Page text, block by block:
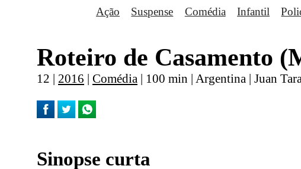
Ação Suspense Comédia Infantil
Roteiro de Casamento
12 | 2016 | Comédia | 100 min | Argentina | Juan
Sinopse curta